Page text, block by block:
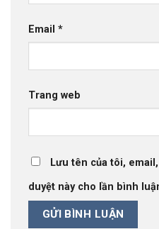
Email *
Trang web
Lưu tên của tôi,
duyệt này cho lần bình